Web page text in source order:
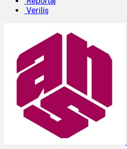
Veriliş